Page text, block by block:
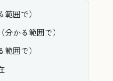
囲で）
かる範囲で）
囲で）